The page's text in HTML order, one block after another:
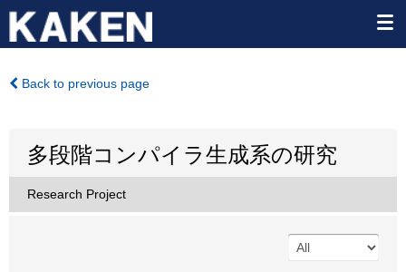
Back to previous page
多段階コンパイラ生成系の研究
Research Project